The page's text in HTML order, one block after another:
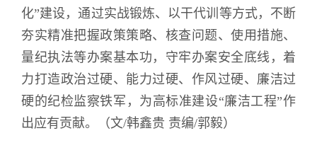
化”建设，通过实战锻炼、以干代训等方式，不断
夯实精准把握政策策略、核查问题、使用措施、
量纪执法等办案基本功， 守牢办案安全底线， 着
力打造政治过硬、能力过硬、作风过硬、廉洁过
硬的纪检监察铁军，为高标准建设“廉洁工程”作
出应有贡献。（文/韩鑫贵 责编/郭毅）